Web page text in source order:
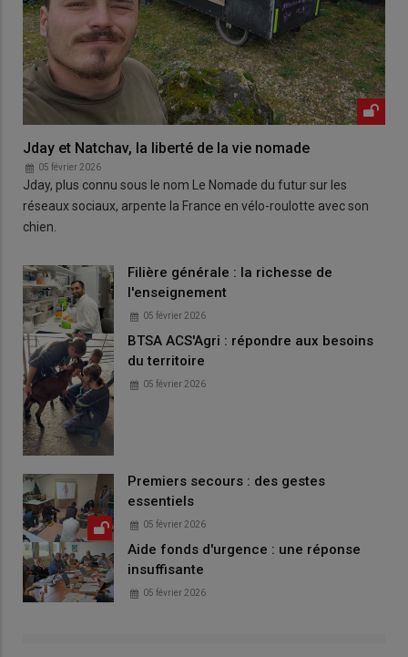
Jday et Natchav, la liberté de la vie nomade
05 février 2026
Jday, plus connu sous le nom Le Nomade du futur sur les
réseaux sociaux, arpente la France en vélo-roulotte avec son
chien.
Filière générale : la richesse de
l'enseignement
05 février 2026
BTSA ACS'Agri : répondre aux besoins
du territoire
05 février 2026
Premiers secours : des gestes
essentiels
05 février 2026
Aide fonds d'urgence : une réponse
insuffisante
05 février 2026